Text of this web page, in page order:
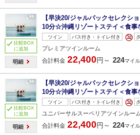
比較BOX
に追加
明細
【早決20/ジャルパックセレクシ
10分☆沖縄リゾートステイ＜食事
ツイン バス付き・トイレ付き
プレミアツインルーム
合計料金 22,400円～ 224マイ
比較BOX
に追加
明細
【早決20/ジャルパックセレクシ
10分☆沖縄リゾートステイ＜食事
ツイン バス付き・トイレ付き
ユニバーサルスーペリアツインルー
合計料金 22,400円～ 224マイ